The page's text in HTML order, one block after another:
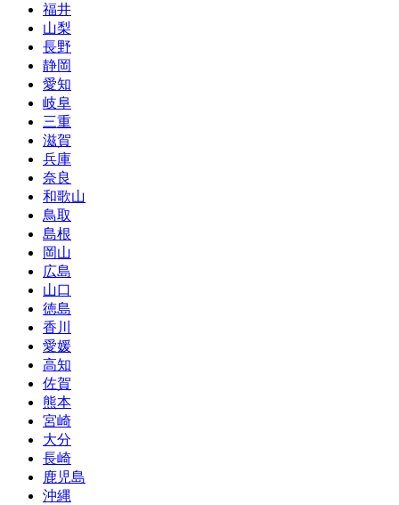
福井
山梨
長野
静岡
愛知
岐阜
三重
滋賀
兵庫
奈良
和歌山
鳥取
島根
岡山
広島
山口
徳島
香川
愛媛
高知
佐賀
熊本
宮崎
大分
長崎
鹿児島
沖縄